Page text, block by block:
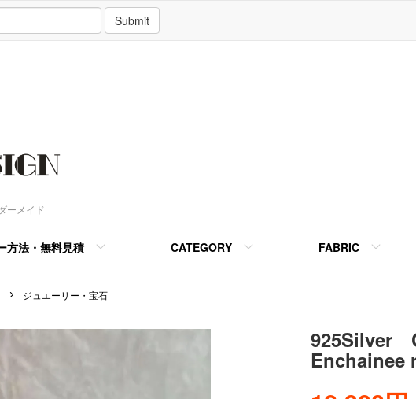
Submit
ーメイド
方法・無料見積 CATEGORY FABRIC
ジュエーリー・宝石
925Silver
Enchainee